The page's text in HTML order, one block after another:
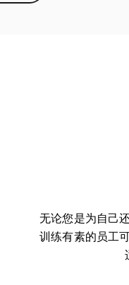
无论您是为自己
训练有素的员工